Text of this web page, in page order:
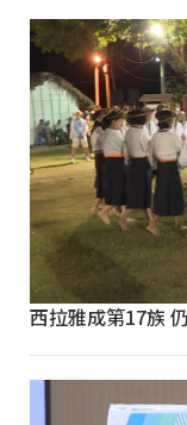
西拉雅成第17族